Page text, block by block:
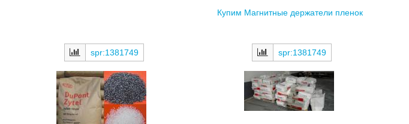
spr:1381749
Купим Магнитные держатели пленок
spr:1381749